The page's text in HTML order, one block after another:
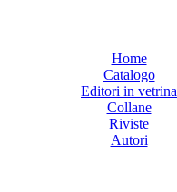
Home
Catalogo
Editori in vetrina
Collane
Riviste
Autori